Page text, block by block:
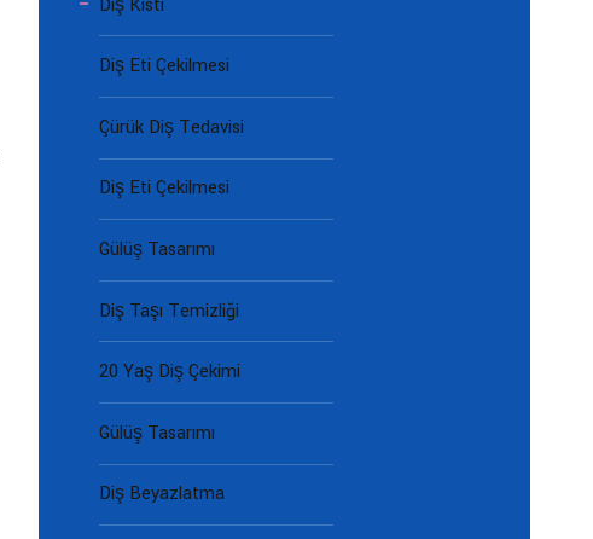
Diş Eti Çekilmesi
Çürük Diş Tedavisi
Diş Eti Çekilmesi
Gülüş Tasarımı
Diş Taşı Temizliği
20 Yaş Diş Çekimi
Gülüş Tasarımı
Diş Beyazlatma